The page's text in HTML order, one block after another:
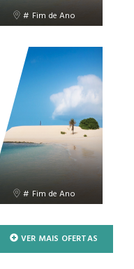
# Fim de Ano
# Fim de Ano
VER MAIS OFERTAS